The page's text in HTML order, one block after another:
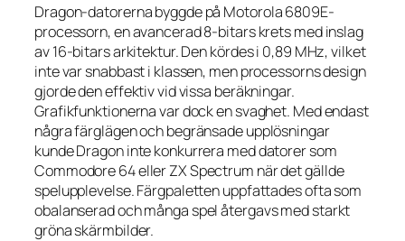
Dragon-datorerna byggde på Motorola 6809E-
processorn, en avancerad 8-bitars krets med inslag
av 16-bitars arkitektur. Den kördes i 0,89 MHz, vilket
inte var snabbast i klassen, men processorns design
gjorde den effektiv vid vissa beräkningar.
Grafikfunktionerna var dock en svaghet. Med endast
några färglägen och begränsade upplösningar
kunde Dragon inte konkurrera med datorer som
Commodore 64 eller ZX Spectrum när det gällde
spelupplevelse. Färgpaletten uppfattades ofta som
obalanserad och många spel återgavs med starkt
gröna skärmbilder.